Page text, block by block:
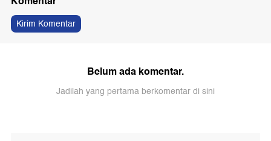
Kirim Komentar
Belum ada komentar.
Jadilah yang pertama berkomentar di sini